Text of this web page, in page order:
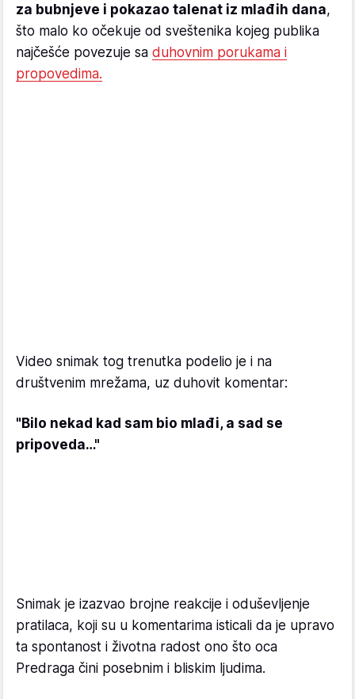
za bubnjeve i pokazao talenat iz mlađih dana,
što malo ko očekuje od sveštenika kojeg publika
najčešće povezuje sa duhovnim porukama i
propovedima.
Video snimak tog trenutka podelio je i na
društvenim mrežama, uz duhovit komentar:
"Bilo nekad kad sam bio mlađi, a sad se
pripoveda…"
Snimak je izazvao brojne reakcije i oduševljenje
pratilaca, koji su u komentarima isticali da je upravo
ta spontanost i životna radost ono što oca
Predraga čini posebnim i bliskim ljudima.